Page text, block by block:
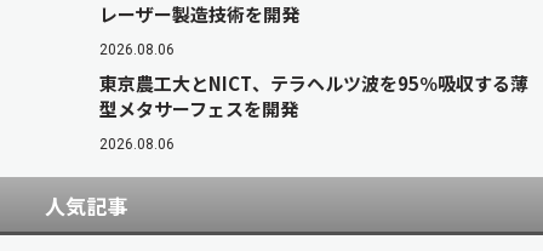
レーザー製造技術を開発
2026.08.06
東京農工大とNICT、テラヘルツ波を95％吸収する薄
型メタサーフェスを開発
2026.08.06
人気記事